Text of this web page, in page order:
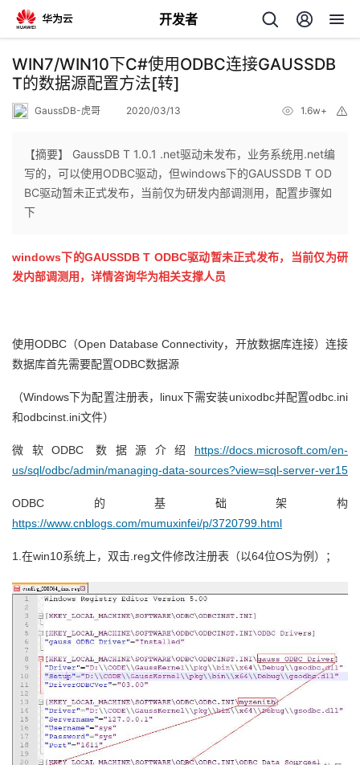
开发者
返
回
个
主
的
发
者
的
博
我
的
坛
我
圈
子
的
直
播
我
的
活
动
我
的
关
我
的
开
我
的
我
WIN7/WIN10下C#使用ODBC连接GAUSSDB
T的数据源配置方法[转]
GaussDB-虎哥 2020/03/13 1.6w+
【摘要】 GaussDB T 1.0.1 .net驱动未发布，业务系统用.net编
写的，可以使用ODBC驱动，但windows下的GAUSSDB T OD
BC驱动暂未正式发布，当前仅为研发内部调测用，配置步骤如
下
windows下的GAUSSDB T ODBC驱动暂未正式发布，当前仅为研
发内部调测用，详情咨询华为相关支撑人员
使用ODBC（Open Database Connectivity， 开放数据库连接）连接
数据库首先需要配置ODBC数据源
（Windows下为配置注册表，linux下需安装unixodbc并配置odbc.ini
和odbcinst.ini文件）
微软ODBC 数据源介绍 https://docs.microsoft.com/en-
us/sql/odbc/admin/managing-data-sources?view=sql-server-ver15
ODBC的基础架构
https://www.cnblogs.com/mumuxinfei/p/3720799.html
1.在win10系统上， 双击.reg文件修改注册表（以64位OS为例）；